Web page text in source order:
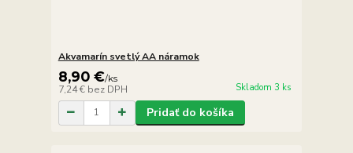
Akvamarín svetlý AA náramok
8,90 €/ks
7,24 € bez DPH Skladom 3 ks
Pridať do košíka